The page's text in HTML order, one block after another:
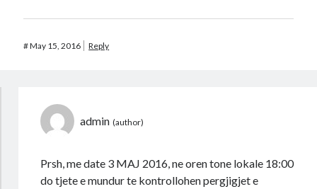
#May 15, 2016 Reply
admin
Prsh, me date 3 MAJ 2016, ne oren tone lokale 18:00
do tjete e mundur te kontrollohen pergjigjet e